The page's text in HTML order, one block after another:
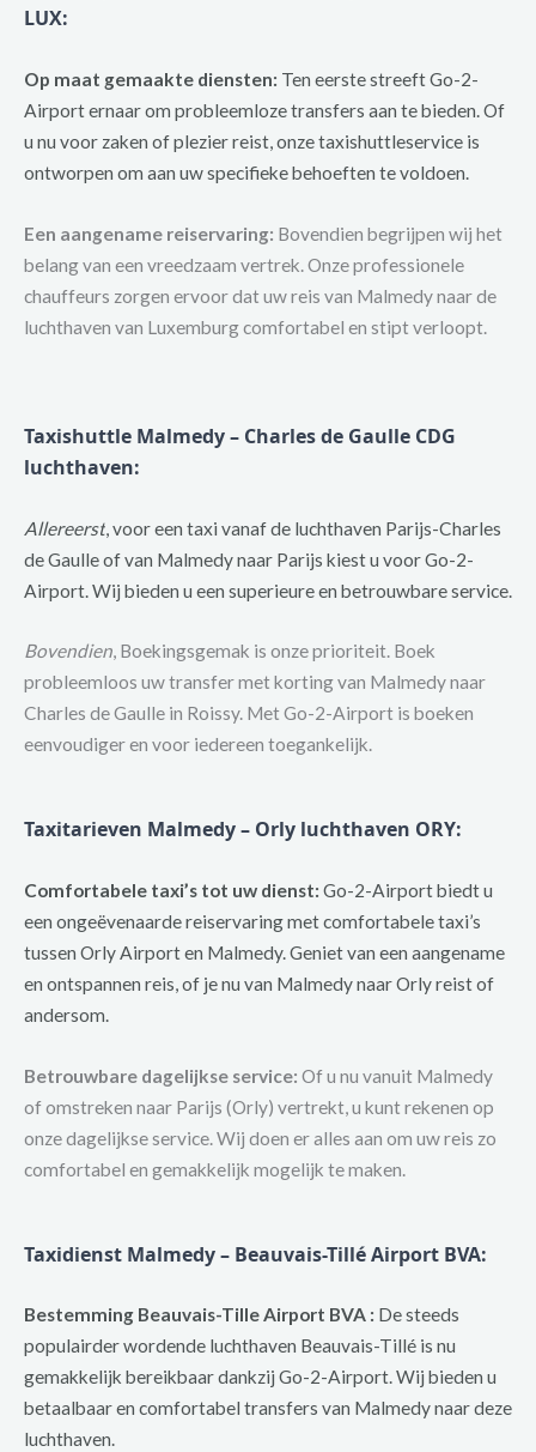
LUX:
Op maat gemaakte diensten: Ten eerste streeft Go-2-
Airport ernaar om probleemloze transfers aan te bieden. Of
u nu voor zaken of plezier reist, onze taxishuttleservice is
ontworpen om aan uw specifieke behoeften te voldoen.
Een aangename reiservaring: Bovendien begrijpen wij het
belang van een vreedzaam vertrek. Onze professionele
chauffeurs zorgen ervoor dat uw reis van Malmedy naar de
luchthaven van Luxemburg comfortabel en stipt verloopt.
Taxishuttle Malmedy – Charles de Gaulle CDG
luchthaven:
Allereerst , voor een taxi vanaf de luchthaven Parijs-Charles
de Gaulle of van Malmedy naar Parijs kiest u voor Go-2-
Airport. Wij bieden u een superieure en betrouwbare service.
Bovendien, Boekingsgemak is onze prioriteit. Boek
probleemloos uw transfer met korting van Malmedy naar
Charles de Gaulle in Roissy. Met Go-2-Airport is boeken
eenvoudiger en voor iedereen toegankelijk.
Taxitarieven Malmedy – Orly luchthaven ORY:
Comfortabele taxi’s tot uw dienst: Go-2-Airport biedt u
een ongeëvenaarde reiservaring met comfortabele taxi’s
tussen Orly Airport en Malmedy. Geniet van een aangename
en ontspannen reis, of je nu van Malmedy naar Orly reist of
andersom.
Betrouwbare dagelijkse service: Of u nu vanuit Malmedy
of omstreken naar Parijs (Orly) vertrekt, u kunt rekenen op
onze dagelijkse service. Wij doen er alles aan om uw reis zo
comfortabel en gemakkelijk mogelijk te maken.
Taxidienst Malmedy – Beauvais-Tillé Airport BVA:
Bestemming Beauvais-Tille Airport BVA : De steeds
populairder wordende luchthaven Beauvais-Tillé is nu
gemakkelijk bereikbaar dankzij Go-2-Airport. Wij bieden u
betaalbaar en comfortabel transfers van Malmedy naar deze
luchthaven.